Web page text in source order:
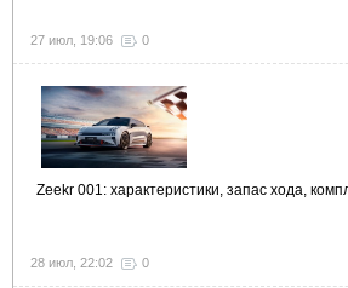
27 июл, 19:06 0
Zeekr 001: характеристики, запас хода,
28 июл, 22:02 0